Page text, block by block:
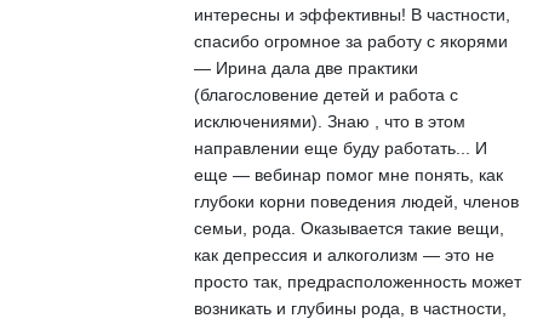
интересны и эффективны! В частности,
спасибо огромное за работу с якорями
— Ирина дала две практики
(благословение детей и работа с
исключениями). Знаю , что в этом
направлении еще буду работать... И
еще — вебинар помог мне понять, как
глубоки корни поведения людей, членов
семьи, рода. Оказывается такие вещи,
как депрессия и алкоголизм — это не
просто так, предрасположенность может
возникать и глубины рода, в частности,